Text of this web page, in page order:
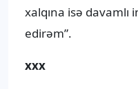
xalqına isə
edirəm”.
xxx